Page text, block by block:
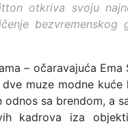
otkriva svoju
bezvremenskog
– očaravajuća Ema
muze modne kuće
odnos sa brendom, a
kadrova iza